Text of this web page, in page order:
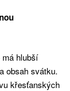
hlubší
obsah svátku.
křesťanských